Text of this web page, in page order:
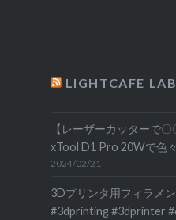
LIGHTCAFE
【レーザーカッターで
xTool D1 Pro 20Wで色
2024/02/21
3Dプリンタ用フィラメ
#3dprinting #3dprinter